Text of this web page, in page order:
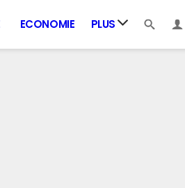
ECONOMIE PLUS